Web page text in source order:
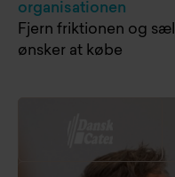
organisationen
Fjern friktionen og
ønsker at købe